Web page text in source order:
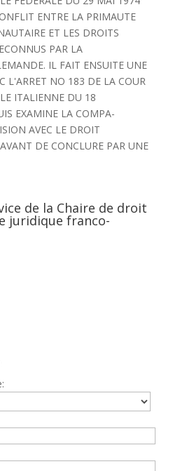
ENTRE LA PRIMAUTE
ET LES DROITS
PAR LA
IL FAIT ENSUITE UNE
L'ARRET NO 183 DE LA COUR
ITALIENNE DU 18
EXAMINE LA COMPA-
AVEC LE DROIT
DE CONCLURE PAR UNE
de la Chaire de droit
juridique franco-